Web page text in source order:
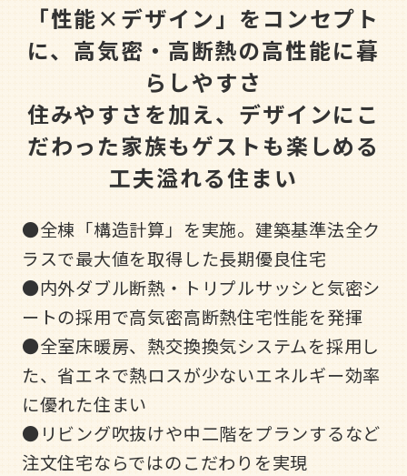
「性能×デザイン」をコンセプト
に、高気密・高断熱の高性能に暮
らしやすさ
住みやすさを加え、デザインにこ
だわった家族もゲストも楽しめる
工夫溢れる住まい
●全棟「構造計算」を実施。建築基準法全ク
ラスで最大値を取得した長期優良住宅
●内外ダブル断熱・トリプルサッシと気密シ
ートの採用で高気密高断熱住宅性能を発揮
●全室床暖房、熱交換換気システムを採用し
た、省エネで熱ロスが少ないエネルギー効率
に優れた住まい
●リビング吹抜けや中二階をプランするなど
注文住宅ならではのこだわりを実現